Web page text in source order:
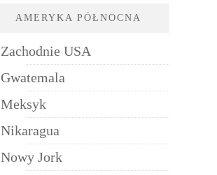
AMERYKA PÓŁNOCNA
Zachodnie USA
Gwatemala
Meksyk
Nikaragua
Nowy Jork